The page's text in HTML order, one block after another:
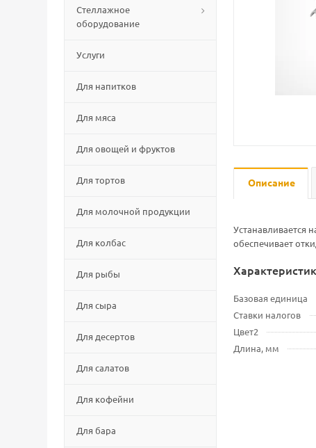
Стеллажное
оборудование
Услуги
Для напитков
Для мяса
Для овощей и фруктов
Для тортов
Для молочной продукции
Для колбас
Для рыбы
Для сыра
Для десертов
Для салатов
Для кофейни
Для бара
Описание
Устанавливается
обеспечивает
Базовая единица
Ставки налогов
Цвет2
Длина, мм